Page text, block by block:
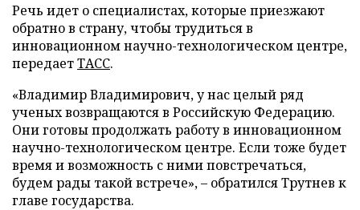
Речь идет о специалистах, которые приезжают
обратно в страну, чтобы трудиться в
инновационном научно-технологическом центре,
передаетТАСС.
«Владимир Владимирович, у нас целый ряд
ученых возвращаются в Российскую Федерацию.
Они готовы продолжать работу в инновационном
научно-технологическом центре. Если тоже будет
время и возможность с ними повстречаться,
будем рады такой встрече», – обратился Трутнев к
главе государства.